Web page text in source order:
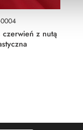
czerwień z nutą